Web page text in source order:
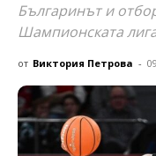
Българинът и
Шампионската
от Виктория Петрова -